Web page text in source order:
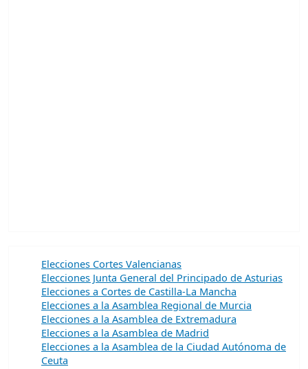
Elecciones Cortes Valencianas
Elecciones Junta General del Principado de Asturias
Elecciones a Cortes de Castilla-La Mancha
Elecciones a la Asamblea Regional de Murcia
Elecciones a la Asamblea de Extremadura
Elecciones a la Asamblea de Madrid
Elecciones a la Asamblea de la Ciudad Autónoma de
Ceuta